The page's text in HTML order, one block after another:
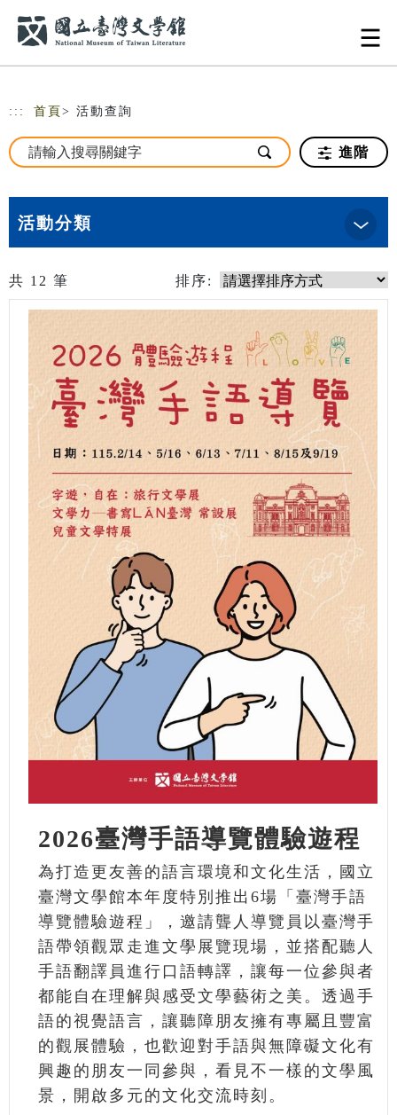
::: 首頁 > 活動查詢
進階
活動分類
共 12 筆 排序:
2026臺灣手語導覽體驗遊程
為打造更友善的語言環境和文化生活，國立
臺灣文學館本年度特別推出6場「臺灣手語
導覽體驗遊程」，邀請聾人導覽員以臺灣手
語帶領觀眾走進文學展覽現場，並搭配聽人
手語翻譯員進行口語轉譯，讓每一位參與者
都能自在理解與感受文學藝術之美。透過手
語的視覺語言，讓聽障朋友擁有專屬且豐富
的觀展體驗，也歡迎對手語與無障礙文化有
興趣的朋友一同參與，看見不一樣的文學風
景，開啟多元的文化交流時刻。